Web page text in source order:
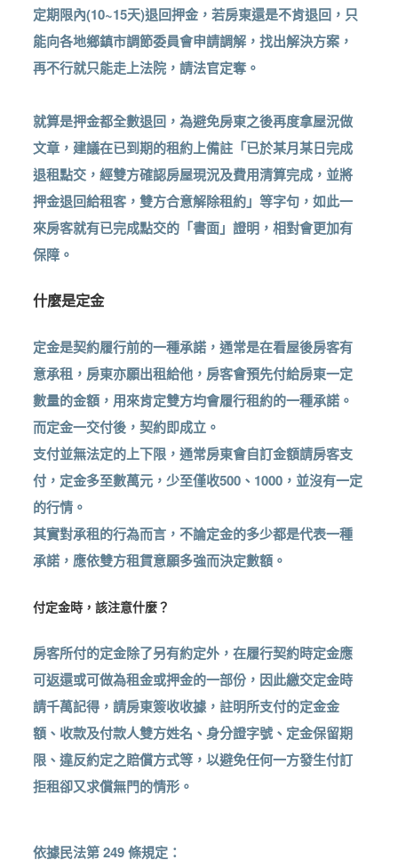
定期限內(10~15天)退回押金，若房東還是不肯退回，只
能向各地鄉鎮市調節委員會申請調解，找出解決方案，
再不行就只能走上法院，請法官定奪。
就算是押金都全數退回，為避免房東之後再度拿屋況做
文章，建議在已到期的租約上備註「已於某月某日完成
退租點交，經雙方確認房屋現況及費用清算完成，並將
押金退回給租客，雙方合意解除租約」等字句，如此一
來房客就有已完成點交的「書面」證明，相對會更加有
保障。
什麼是定金
定金是契約履行前的一種承諾，通常是在看屋後房客有
意承租，房東亦願出租給他，房客會預先付給房東一定
數量的金額，用來肯定雙方均會履行租約的一種承諾。
而定金一交付後，契約即成立。
支付並無法定的上下限，通常房東會自訂金額請房客支
付，定金多至數萬元，少至僅收500、1000，並沒有一定
的行情。
其實對承租的行為而言，不論定金的多少都是代表一種
承諾，應依雙方租賃意願多強而決定數額。
付定金時，該注意什麼？
房客所付的定金除了另有約定外，在履行契約時定金應
可返還或可做為租金或押金的一部份，因此繳交定金時
請千萬記得，請房東簽收收據，註明所支付的定金金
額、收款及付款人雙方姓名、身分證字號、定金保留期
限、違反約定之賠償方式等，以避免任何一方發生付訂
拒租卻又求償無門的情形。
依據民法第 249 條規定：